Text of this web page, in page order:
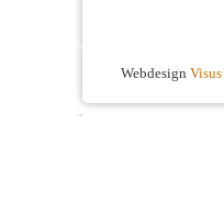
Webdesign Visus